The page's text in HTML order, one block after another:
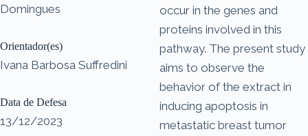
Domingues
Orientador(es)
Ivana Barbosa Suffredini
Data de Defesa
13/12/2023
occur in the genes and
proteins involved in this
pathway. The present study
aims to observe the
behavior of the extract in
inducing apoptosis in
metastatic breast tumor